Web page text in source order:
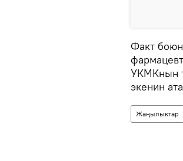
Факт
УКМКнын
экенин
Жаңылыктар